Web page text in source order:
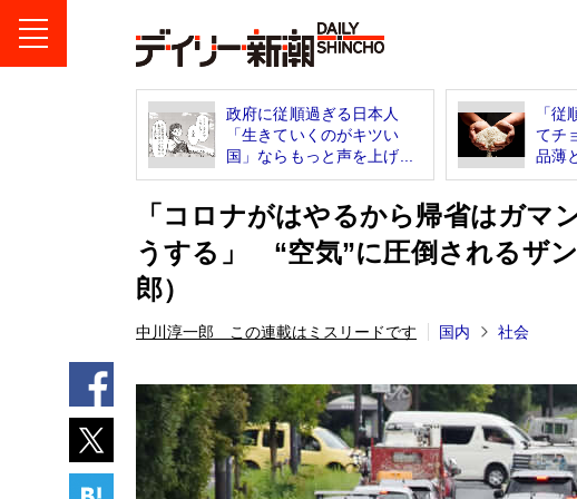
政府に従順過ぎる日本人
「生きていくのがキツい
国」ならもっと声を上げ...
「
てチ
品薄
「コロナがはやるから帰省はガマ
うする」 “空気”に圧倒されるザ
郎）
中川淳一郎 この連載はミスリードです 国内 社会